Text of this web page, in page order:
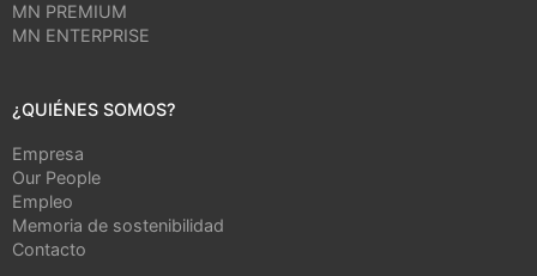
MN PREMIUM
MN ENTERPRISE
¿QUIÉNES SOMOS?
Empresa
Our People
Empleo
Memoria de sostenibilidad
Contacto